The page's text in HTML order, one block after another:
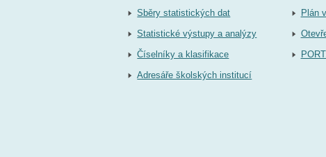
Sběry statistických dat
Statistické výstupy a analýzy
Číselníky a klasifikace
Adresáře školských institucí
Plán